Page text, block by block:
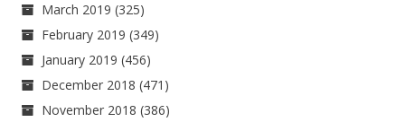
March 2019 (325)
February 2019 (349)
January 2019 (456)
December 2018 (471)
November 2018 (386)